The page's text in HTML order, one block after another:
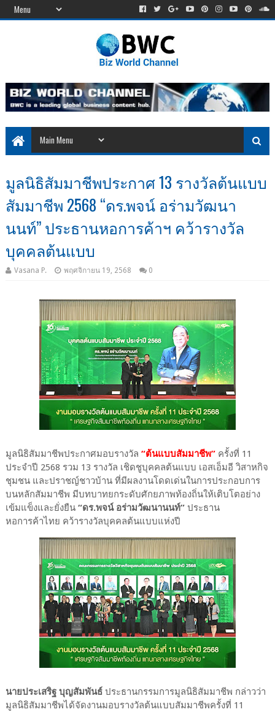
มูลนิธิสัมมาชีพประกาศ 13 รางวัลต้นแบบ
สัมมาชีพ 2568 “ดร.พจน์ อร่ามวัฒนา
นนท์” ประธานหอการค้าฯ คว้ารางวัล
บุคคลต้นแบบ
Vasana P. พฤศจิกายน 19, 2568 0
มูลนิธิสัมมาชีพประกาศมอบรางวัล “ต้นแบบสัมมาชีพ”ครั้งที่ 11
ประจำปี 2568 รวม 13 รางวัล เชิดชูบุคคลต้นแบบ เอสเอ็มอี วิสาหกิจ
ชุมชน และปราชญ์ชาวบ้าน ที่มีผลงานโดดเด่นในการประกอบการ
บนหลักสัมมาชีพ มีบทบาทยกระดับศักยภาพท้องถิ่นให้เติบโตอย่าง
เข้มแข็งและยั่งยืน “ดร.พจน์ อร่ามวัฒนานนท์” ประธาน
หอการค้าไทย คว้ารางวัลบุคคลต้นแบบแห่งปี
นายประเสริฐ บุญสัมพันธ์ประธานกรรมการมูลนิธิสัมมาชีพ กล่าวว่า
มูลนิธิสัมมาชีพได้จัดงานมอบรางวัลต้นแบบสัมมาชีพครั้งที่ 11